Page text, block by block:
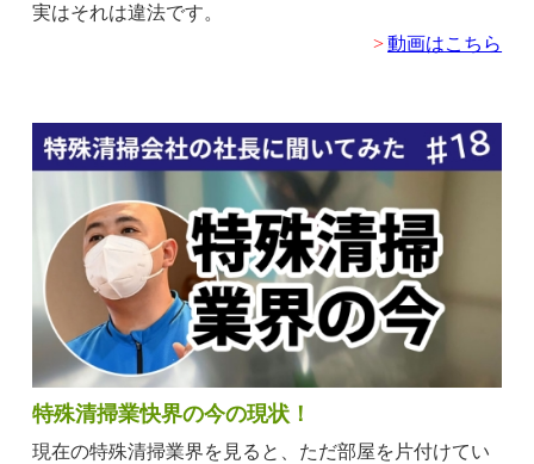
実はそれは違法です。
>動画はこちら
特殊清掃業快界の今の現状！
現在の特殊清掃業界を見ると、ただ部屋を片付けてい